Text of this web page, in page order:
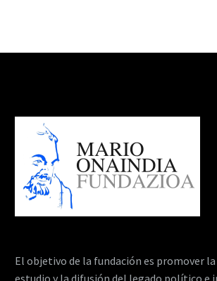
El objetivo de la fundación es promover